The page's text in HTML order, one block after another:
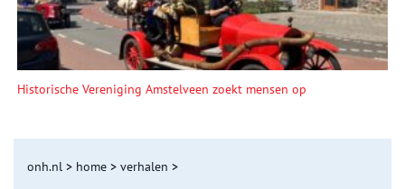
Historische Vereniging Amstelveen zoekt mensen op
onh.nl > home > verhalen >